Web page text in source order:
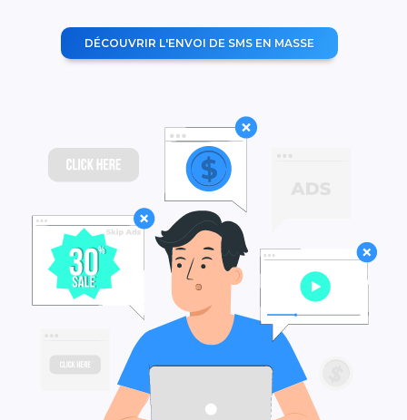
DÉCOUVRIR L'ENVOI DE SMS EN MASSE